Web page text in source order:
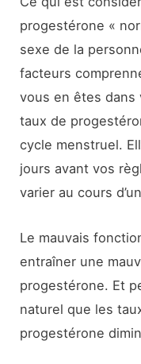
progestérone «
sexe de la
facteurs
vous en êtes dans
taux de
cycle menstruel.
jours avant vos
varier au cours
Le mauvais
entraîner une
progestérone. Et
naturel que les
progestérone